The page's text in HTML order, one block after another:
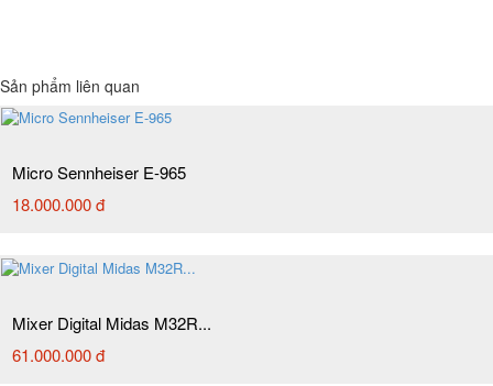
Sản phẩm liên quan
Micro Sennheiser E-965
18.000.000 đ
Mixer Digital Midas M32R...
61.000.000 đ